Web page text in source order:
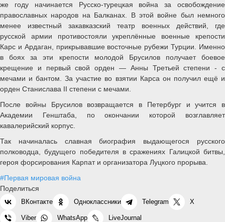
же году начинается Русско-турецкая война за освобождение
православных народов на Балканах. В этой войне был немного
менее известный закавказский театр военных действий, где
русской армии противостояли укреплённые военные крепости
Карс и Ардаган, прикрывавшие восточные рубежи Турции. Именно
в боях за эти крепости молодой Брусилов получает боевое
крещение и первый свой орден — Анны Третьей степени - с
мечами и бантом. За участие во взятии Карса он получил ещё и
орден Станислава II степени с мечами.
После войны Брусилов возвращается в Петербург и учится в
Академии Генштаба, по окончании которой возглавляет
кавалерийский корпус.
Так начиналась славная биография выдающегося русского
полководца, будущего победителя в сражениях Галицкой битвы,
героя форсирования Карпат и организатора Луцкого прорыва.
#Первая мировая война
Поделиться
ВКонтакте Одноклассники Telegram X
Viber WhatsApp LiveJournal